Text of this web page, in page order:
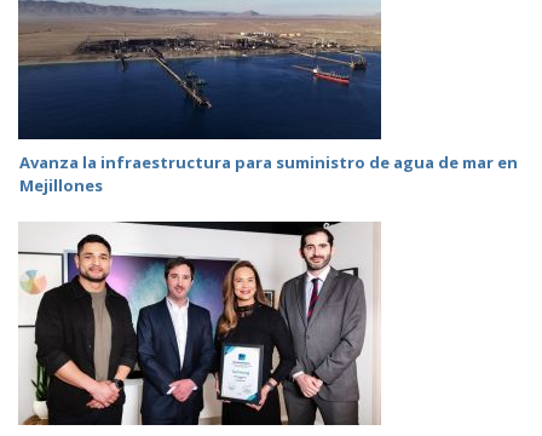
Avanza la infraestructura para suministro de agua de mar en
Mejillones